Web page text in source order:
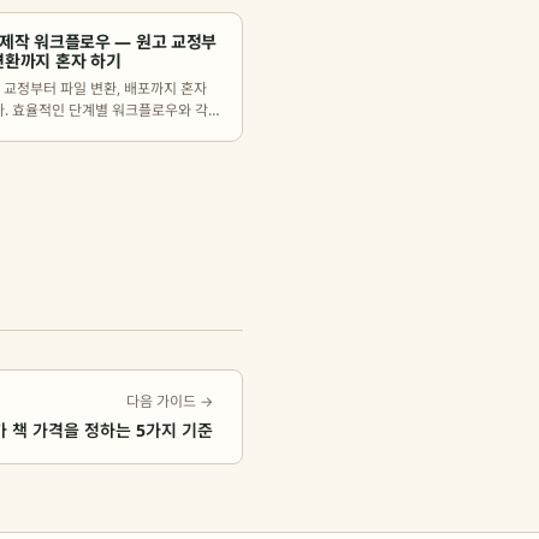
작 워크플로우 — 원고 교정부
까지 혼자 하기
정부터 파일 변환, 배포까지 혼자
효율적인 단계별 워크플로우와 각
다음 가이드 →
가격을 정하는 5가지 기준